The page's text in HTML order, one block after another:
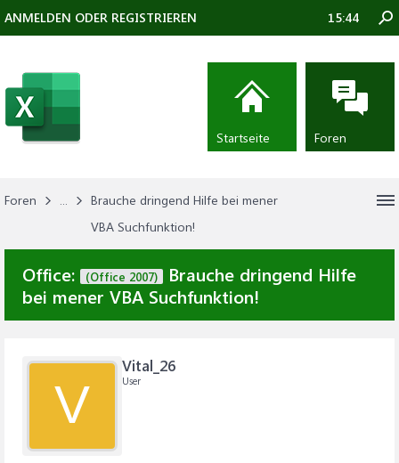
Foren ...
Brauche dringend Hilfe bei mener
VBA Suchfunktion!
Office: (Office 2007)
Brauche dringend Hilfe
bei mener VBA Suchfunktion!
V
Vital_26
User
ANMELDEN ODER REGISTRIEREN 15:44
Startseite Foren